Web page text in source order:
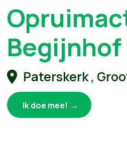
Paterskerk ,
Ik doe mee!